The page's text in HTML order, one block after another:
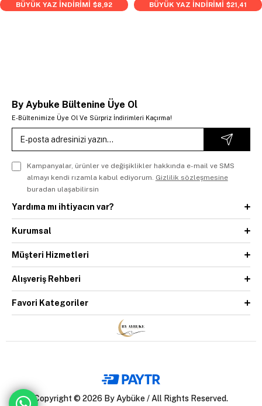
BÜYÜK YAZ İNDİRİMİ $8,92 BÜYÜK YAZ İNDİRİMİ $21,41
By Aybuke Bültenine Üye Ol
E-Bültenimize Üye Ol Ve Sürpriz İndirimleri Kaçırma!
Kampanyalar, ürünler ve değişiklikler hakkında e-mail ve SMS
almayı kendi rızamla kabul ediyorum. Gizlilik sözleşmesine
buradan ulaşabilirsin
Yardıma mı ihtiyacın var?
Kurumsal
Müşteri Hizmetleri
Alışveriş Rehberi
Favori Kategoriler
Copyright © 2026 By Aybüke / All Rights Reserved.